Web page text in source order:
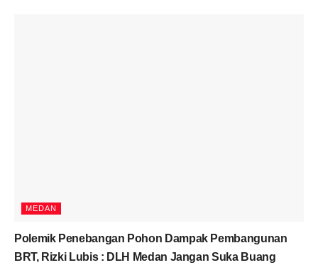
MEDAN
Polemik Penebangan Pohon Dampak Pembangunan
BRT, Rizki Lubis : DLH Medan Jangan Suka Buang